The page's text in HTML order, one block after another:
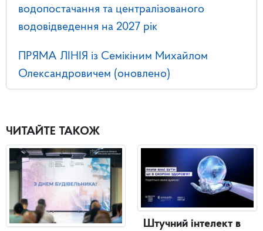
водопостачання та централізованого
водовідведення на 2027 рік
ПРЯМА ЛІНІЯ із Семікіним Михайлом
Олександровичем (оновлено)
ЧИТАЙТЕ ТАКОЖ
Штучний інтелект в